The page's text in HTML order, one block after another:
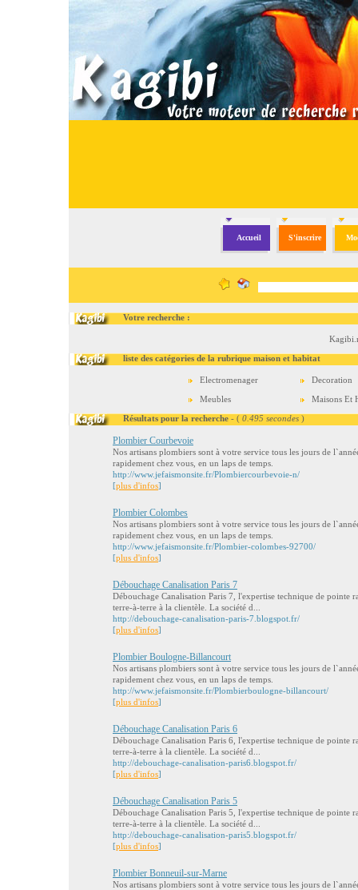
Accueil S'inscrire
Votre recherche :
liste des catégories de la rubrique maison et habitat
Electromenager
Decoration
Meubles
Maisons Et
Résultats pour la recherche - ( 0.495 secondes )
Plombier Courbevoie
Nos artisans plombiers sont à votre service tous les jours de
rapidement chez vous, en un laps de temps.
http://www.jefaismonsite.fr/Plombiercourbevoie-n/
[plus d'infos]
Plombier Colombes
Nos artisans plombiers sont à votre service tous les jours de
rapidement chez vous, en un laps de temps.
http://www.jefaismonsite.fr/Plombier-colombes-92700/
[plus d'infos]
Débouchage Canalisation Paris 7
Débouchage Canalisation Paris 7, l'expertise technique de pointe
terre-à-terre à la clientèle. La société d...
http://debouchage-canalisation-paris-7.blogspot.fr/
[plus d'infos]
Plombier Boulogne-Billancourt
Nos artisans plombiers sont à votre service tous les jours de
rapidement chez vous, en un laps de temps.
http://www.jefaismonsite.fr/Plombierboulogne-billancourt/
[plus d'infos]
Débouchage Canalisation Paris 6
Débouchage Canalisation Paris 6, l'expertise technique de pointe
terre-à-terre à la clientèle. La société d...
http://debouchage-canalisation-paris6.blogspot.fr/
[plus d'infos]
Débouchage Canalisation Paris 5
Débouchage Canalisation Paris 5, l'expertise technique de pointe
terre-à-terre à la clientèle. La société d...
http://debouchage-canalisation-paris5.blogspot.fr/
[plus d'infos]
Plombier Bonneuil-sur-Marne
Nos artisans plombiers sont à votre service tous les jours de